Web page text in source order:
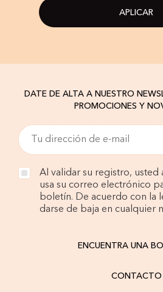
APLICAR
DATE DE ALTA A NUESTRO
PROMOCIONES Y
Al validar su registro,
usa su correo electrónico
boletín. De acuerdo con la
darse de baja en cualquier
ENCUENTRA UNA
CONTACTO